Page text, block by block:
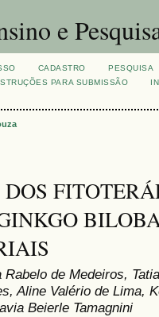
e
CADASTRO
PESQUISA
PARA SUBMISSÃO
Rabelo de Medeiros,
Aline Valério de Lima,
Beierle Tamagnini